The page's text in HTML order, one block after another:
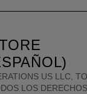
US LLC,
LOS